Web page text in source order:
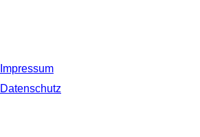
Impressum
Datenschutz